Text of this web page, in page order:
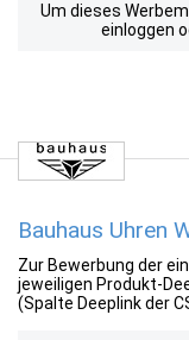
Um dieses
einloggen
Bauhaus Uhren
Zur Bewerbung der
jeweiligen Produkt-
(Spalte Deeplink der